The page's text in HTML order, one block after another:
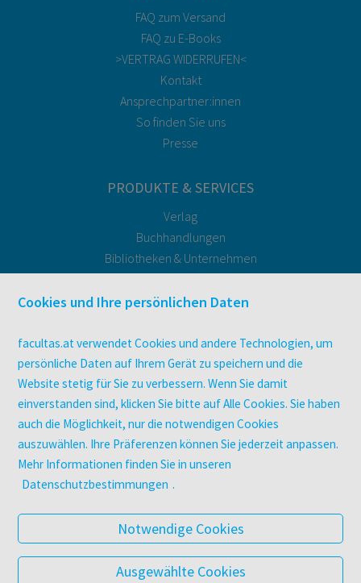
FAQ zum Versand
FAQ zu E-Books
>VERTRAG WIDERRUFEN<
Kontakt
Ansprechpartner:innen
So finden Sie uns
Presse
PRODUKTE & SERVICES
Verlag
Buchhandlungen
Bibliotheken & Unternehmen
Druckerei facultas druckt.
Zeitschriften
Digitale Angebote
UNTERNEHMEN
Über facultas
facultas Kooperationen
Arbeiten bei facultas
Datenschutz & Cookies
AGB
Barrierefreiheit
Cookies und Ihre persönlichen Daten
facultas.at verwendet Cookies und andere Technologien, um
persönliche Daten auf Ihrem Gerät zu speichern und die
Website stetig für Sie zu verbessern. Wenn Sie damit
einverstanden sind, klicken Sie bitte auf Alle Cookies. Sie haben
auch die Möglichkeit, nur die notwendigen Cookies
auszuwählen. Ihre Präferenzen können Sie jederzeit anpassen.
Mehr Informationen finden Sie in unseren
Datenschutzbestimmungen .
Notwendige Cookies
Ausgewählte Cookies